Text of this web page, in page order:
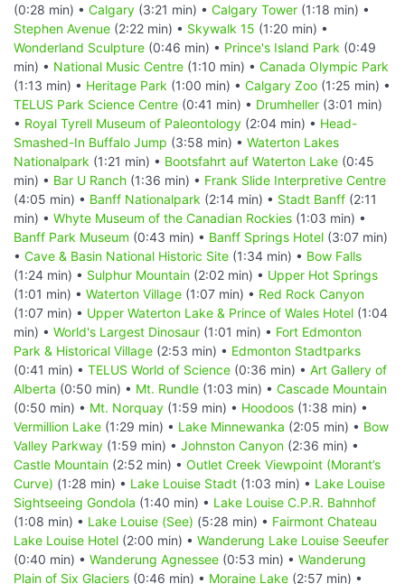
(0:28 min) • Calgary (3:21 min) • Calgary Tower (1:18 min) •
Stephen Avenue (2:22 min) • Skywalk 15 (1:20 min) •
Wonderland Sculpture (0:46 min) • Prince's Island Park (0:49
min) • National Music Centre (1:10 min) • Canada Olympic Park
(1:13 min) • Heritage Park (1:00 min) • Calgary Zoo (1:25 min) •
TELUS Park Science Centre (0:41 min) • Drumheller (3:01 min)
• Royal Tyrell Museum of Paleontology (2:04 min) • Head-
Smashed-In Buffalo Jump (3:58 min) • Waterton Lakes
Nationalpark (1:21 min) • Bootsfahrt auf Waterton Lake (0:45
min) • Bar U Ranch (1:36 min) • Frank Slide Interpretive Centre
(4:05 min) • Banff Nationalpark (2:14 min) • Stadt Banff (2:11
min) • Whyte Museum of the Canadian Rockies (1:03 min) •
Banff Park Museum (0:43 min) • Banff Springs Hotel (3:07 min)
• Cave & Basin National Historic Site (1:34 min) • Bow Falls
(1:24 min) • Sulphur Mountain (2:02 min) • Upper Hot Springs
(1:01 min) • Waterton Village (1:07 min) • Red Rock Canyon
(1:07 min) • Upper Waterton Lake & Prince of Wales Hotel (1:04
min) • World's Largest Dinosaur (1:01 min) • Fort Edmonton
Park & Historical Village (2:53 min) • Edmonton Stadtparks
(0:41 min) • TELUS World of Science (0:36 min) • Art Gallery of
Alberta (0:50 min) • Mt. Rundle (1:03 min) • Cascade Mountain
(0:50 min) • Mt. Norquay (1:59 min) • Hoodoos (1:38 min) •
Vermillion Lake (1:29 min) • Lake Minnewanka (2:05 min) • Bow
Valley Parkway (1:59 min) • Johnston Canyon (2:36 min) •
Castle Mountain (2:52 min) • Outlet Creek Viewpoint (Morant’s
Curve) (1:28 min) • Lake Louise Stadt (1:03 min) • Lake Louise
Sightseeing Gondola (1:40 min) • Lake Louise C.P.R. Bahnhof
(1:08 min) • Lake Louise (See) (5:28 min) • Fairmont Chateau
Lake Louise Hotel (2:00 min) • Wanderung Lake Louise Seeufer
(0:40 min) • Wanderung Agnessee (0:53 min) • Wanderung
Plain of Six Glaciers (0:46 min) • Moraine Lake (2:57 min) •